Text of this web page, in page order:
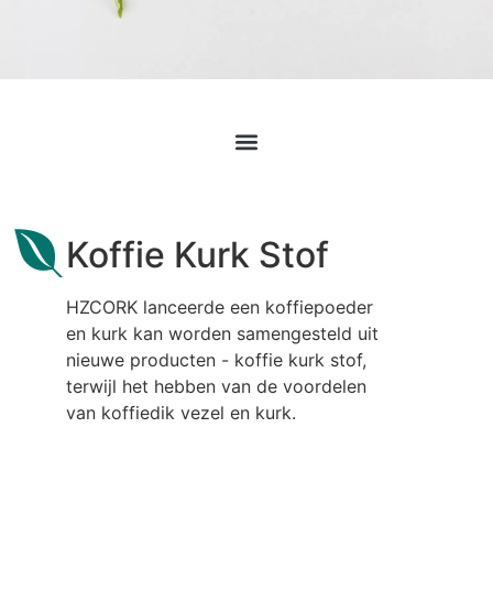
Koffie Kurk Stof
HZCORK lanceerde een koffiepoeder
en kurk kan worden samengesteld uit
nieuwe producten - koffie kurk stof,
terwijl het hebben van de voordelen
van koffiedik vezel en kurk.